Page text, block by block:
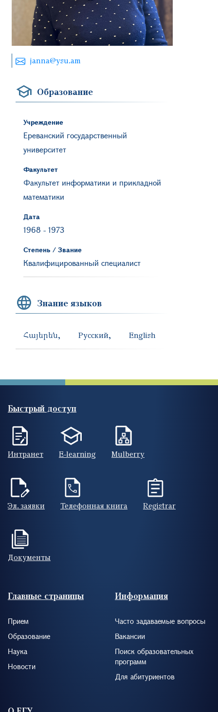
janna@ysu.am
Образование
Учреждение
Ереванский государственный
университет
Факультет
Факультет информатики и прикладной
математики
Дата
1968 - 1973
Степень / Звание
Квалифицированный специалист
Знание языков
Հայերեն Русский English
Быстрый доступ
Интранет E-learning Mulberry
Эл. заявки Телефонная книга Registrar
Документы
Footer (RUS)
Главные страницы
Прием
Образование
Наука
Новости
Информация
Часто задаваемые вопросы
Вакансии
Поиск образовательных
программ
Для абитуриентов